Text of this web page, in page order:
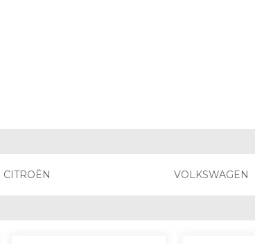
CITROËN VOLKSWAGEN